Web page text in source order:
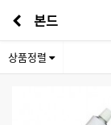
본드
상품정렬